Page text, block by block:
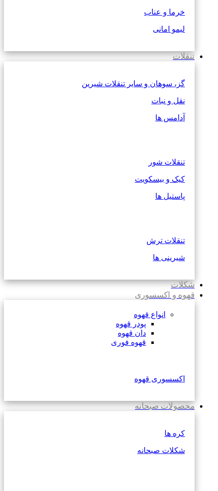
خرما و عناب
لیمو امانی
تنقلات
گز، سوهان و سایر تنقلات شیرین
نقل و نبات
آدامس ها
تنقلات شور
کیک و بیسکویت
پاستیل ها
تنقلات ترش
شیرینی ها
شکلات
قهوه و اکسسوری
انواع قهوه
پودر قهوه
دان قهوه
قهوه فوری
اکسسوری قهوه
محصولات صبحانه
کره ها
شکلات صبحانه